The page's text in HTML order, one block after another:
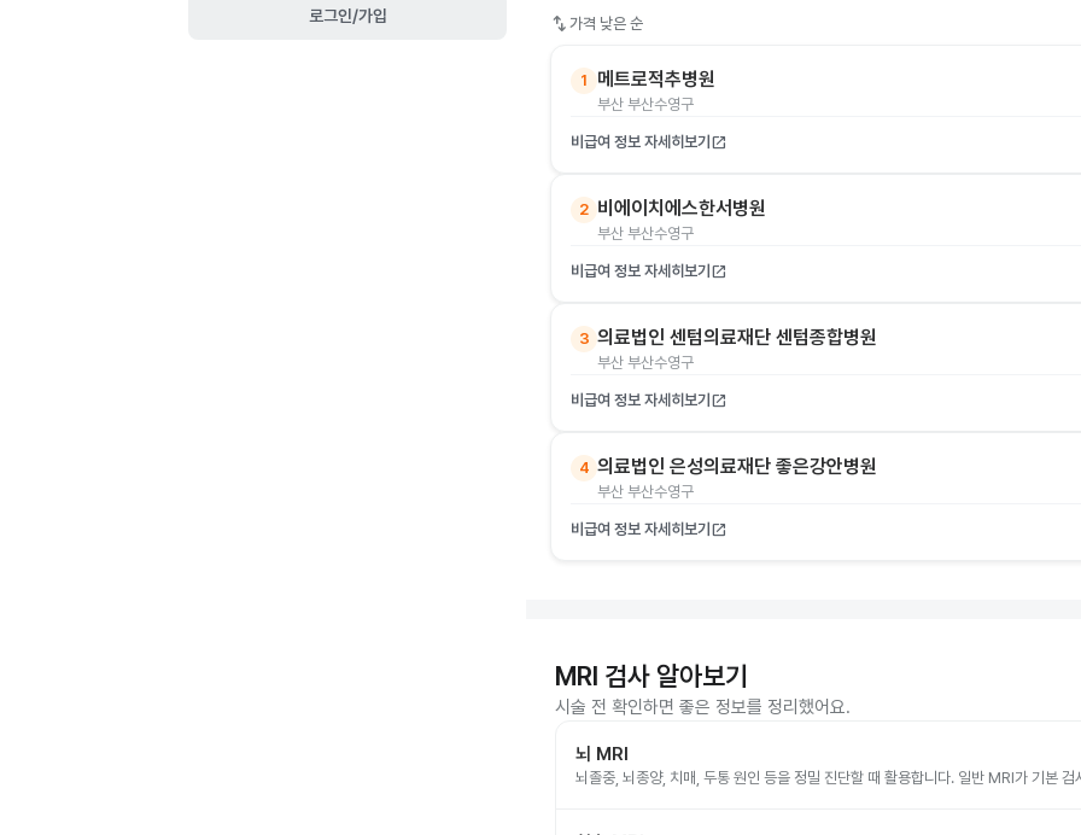
로그인/가입 swap_vert 가격 낮은 순
1 메트로적추병원
부산 부산수영구
비급여 정보 자세히보기 open_in_new
2 비에이치에스한서병원
부산 부산수영구
비급여 정보 자세히보기 open_in_new
3 의료법인 센텀의료재단 센텀종합병원
부산 부산수영구
비급여 정보 자세히보기 open_in_new
4 의료법인 은성의료재단 좋은강안병원
부산 부산수영구
비급여 정보 자세히보기 open_in_new
MRI 검사 알아보기
시술 전 확인하면 좋은 정보를 정리했어요.
뇌 MRI
뇌졸중, 뇌종양, 치매, 두통 원인 등을 정밀 진단할 때 활용합니다. 일반 MRI가 기본 검